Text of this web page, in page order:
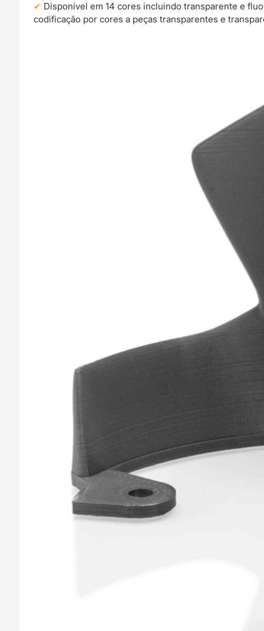
Disponível em 14 cores incluindo transparente e
codificação por cores a peças transparentes e